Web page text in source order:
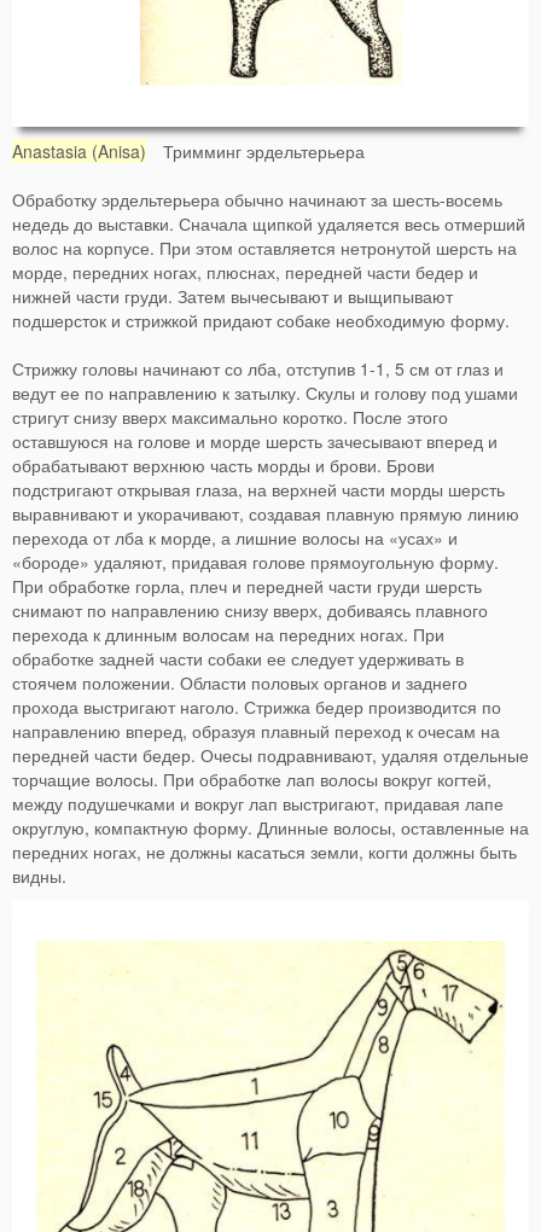
Anastasia (Anisa) Тримминг эрдельтерьера
Обработку эрдельтерьера обычно начинают за шесть-восемь
недедь до выставки. Сначала щипкой удаляется весь отмерший
волос на корпусе. При этом оставляется нетронутой шерсть на
морде, передних ногах, плюснах, передней части бедер и
нижней части груди. Затем вычесывают и выщипывают
подшерсток и стрижкой придают собаке необходимую форму.
Стрижку головы начинают со лба, отступив 1-1, 5 см от глаз и
ведут ее по направлению к затылку. Скулы и голову под ушами
стригут снизу вверх максимально коротко. После этого
оставшуюся на голове и морде шерсть зачесывают вперед и
обрабатывают верхнюю часть морды и брови. Брови
подстригают открывая глаза, на верхней части морды шерсть
выравнивают и укорачивают, создавая плавную прямую линию
перехода от лба к морде, а лишние волосы на «усах» и
«бороде» удаляют, придавая голове прямоугольную форму.
При обработке горла, плеч и передней части груди шерсть
снимают по направлению снизу вверх, добиваясь плавного
перехода к длинным волосам на передних ногах. При
обработке задней части собаки ее следует удерживать в
стоячем положении. Области половых органов и заднего
прохода выстригают наголо. Стрижка бедер производится по
направлению вперед, образуя плавный переход к очесам на
передней части бедер. Очесы подравнивают, удаляя отдельные
торчащие волосы. При обработке лап волосы вокруг когтей,
между подушечками и вокруг лап выстригают, придавая лапе
округлую, компактную форму. Длинные волосы, оставленные на
передних ногах, не должны касаться земли, когти должны быть
видны.